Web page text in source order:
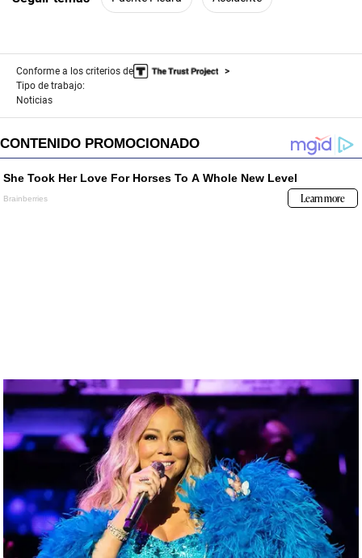
Conforme a los criterios de
Tipo de trabajo:
Noticias